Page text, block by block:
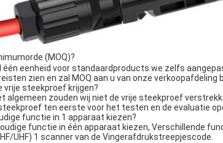
(MOQ)?
één eenheid voor standaardproducts.we zelfs
zien en zal MOQ aan u van onze verkoopafdeling
vrije steekproef krijgen?
algemeen zouden wij niet de vrije steekproef
ten eerste voor het testen en de evaluatie
functie in 1 apparaat kiezen?
functie in één apparaat kiezen, Verschillende
UHF) 1 scanner van de Vingerafdrukstreepjescode.